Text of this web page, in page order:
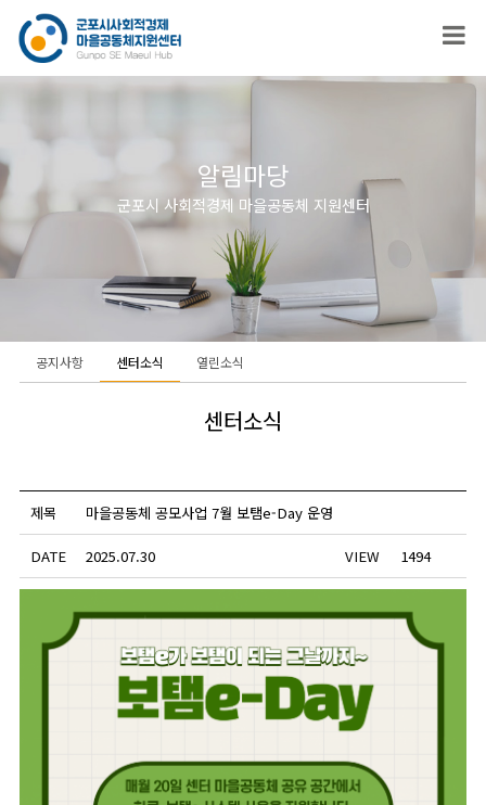
알림마당
군포시 사회적경제 마을공동체 지원센터
공지사항 센터소식 열린소식
센터소식
제목 마을공동체 공모사업 7월 보탬e-Day 운영
DATE 2025.07.30 VIEW 1494